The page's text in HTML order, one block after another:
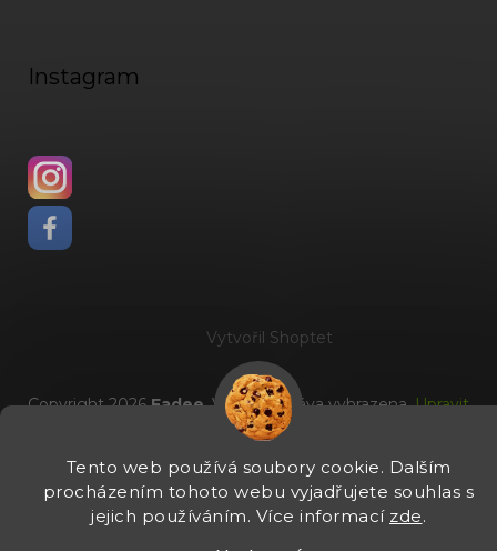
Tento web používá soubory cookie. Dalším
procházením tohoto webu vyjadřujete souhlas s
jejich používáním. Více informací zde.
Instagram
Vytvořil Shoptet
Copyright 2026Fadee. Všechna práva vyhrazena.Upravit
nastavení cookies